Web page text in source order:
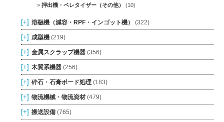
押出機・ペレタイザー（その他） (10)
[+] 溶融機（減容・RPF・インゴット機） (322)
[+] 成型機 (219)
[+] 金属スクラップ機器 (356)
[+] 木質系機器 (256)
[+] 砕石・石膏ボード処理 (183)
[+] 物流機械・物流資材 (479)
[+] 搬送設備 (765)